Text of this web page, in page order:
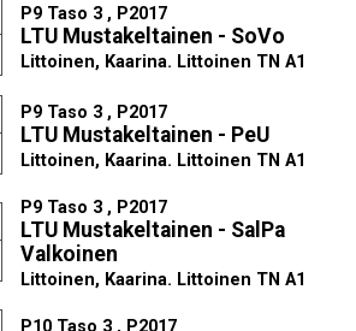
P9 Taso 3 , P2017
LTU Mustakeltainen - SoVo
Littoinen, Kaarina. Littoinen TN A1
P9 Taso 3 , P2017
LTU Mustakeltainen - PeU
Littoinen, Kaarina. Littoinen TN A1
P9 Taso 3 , P2017
LTU Mustakeltainen - SalPa
Valkoinen
Littoinen, Kaarina. Littoinen TN A1
P10 Taso 3 , P2017